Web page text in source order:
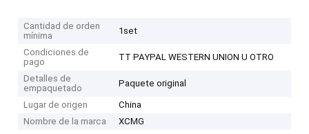
Cantidad de orden
mínima
1set
Condiciones de
pago
TT PAYPAL WESTERN UNION U OTRO
Detalles de
empaquetado
Paquete original
Lugar de origen
China
Nombre de la marca
XCMG